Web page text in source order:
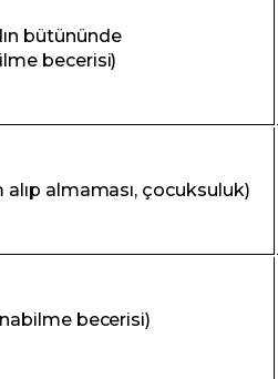
bütününde
becerisi)
alıp almaması, çocuksuluk)
becerisi)